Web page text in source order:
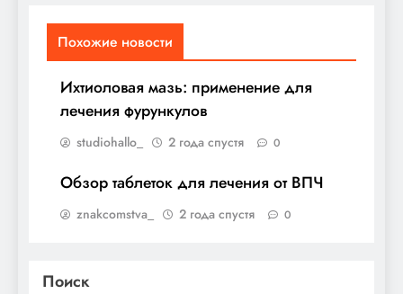
Похожие новости
Ихтиоловая мазь: применение для
лечения фурункулов
studiohallo_ 2 года спустя 0
Обзор таблеток для лечения от ВПЧ
znakcomstva_ 2 года спустя 0
Поиск